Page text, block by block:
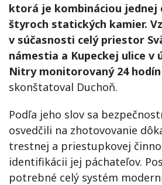
ktorá je kombináciou jednej
štyroch statických kamier.
v súčasnosti celý priestor
námestia a Kupeckej ulice v
Nitry monitorovaný 24 hodín
skonštatoval Duchoň.
Podľa jeho slov sa
osvedčili na zhotovovanie
trestnej a priestupkovej
identifikácii jej páchateľov.
potrebné celý systém